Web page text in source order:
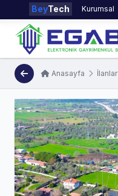
BeyTech Kurumsal
Anasayfa İlanlar